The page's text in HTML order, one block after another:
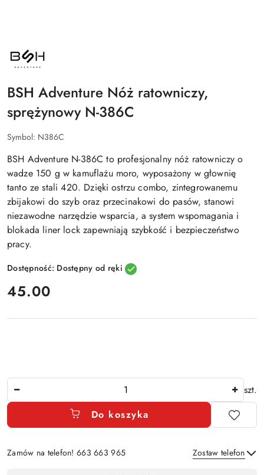
NAZWA
PRODUCENTA:
BSH
BSH Adventure Nóż ratowniczy,
sprężynowy N-386C
Symbol: N386C
BSH Adventure N-386C to profesjonalny nóż ratowniczy o
wadze 150 g w kamuflażu moro, wyposażony w głownię
tanto ze stali 420. Dzięki ostrzu combo, zintegrowanemu
zbijakowi do szyb oraz przecinakowi do pasów, stanowi
niezawodne narzędzie wsparcia, a system wspomagania i
blokada liner lock zapewniają szybkość i bezpieczeństwo
pracy.
Dostępność: Dostępny od ręki
cena:
45.00
szt.
Do koszyka
Zamów na telefon! 663 663 965 Zostaw telefon